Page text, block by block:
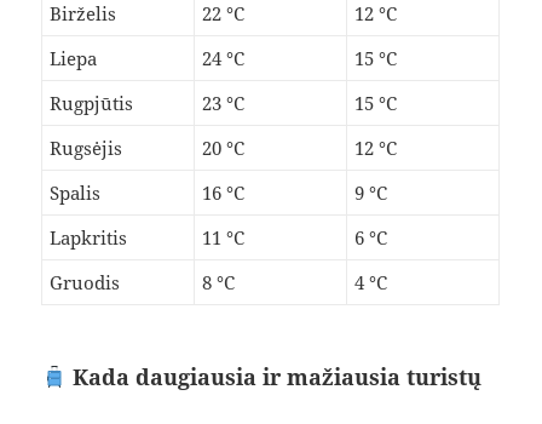
Birželis
22 °C
12 °C
Liepa
24 °C
15 °C
Rugpjūtis
23 °C
15 °C
Rugsėjis
20 °C
12 °C
Spalis
16 °C
9 °C
Lapkritis
11 °C
6 °C
Gruodis
8 °C 4 °C
Kada daugiausia ir mažiausia turistų